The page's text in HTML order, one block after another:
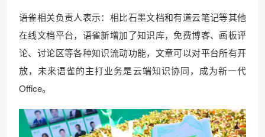
语雀相关负责人表示：相比石墨文档和有道云笔记等其他
在线文档平台，语雀新增加了知识库，免费博客、画板评
论、讨论区等各种知识流动功能，文章可以对平台所有开
放，未来语雀的主打业务是云端知识协同，成为新一代
Office。